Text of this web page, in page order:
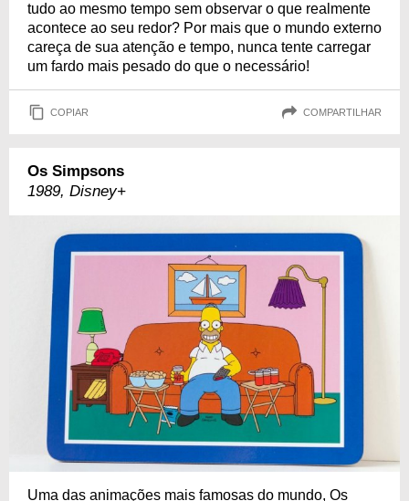
tudo ao mesmo tempo sem observar o que realmente
acontece ao seu redor? Por mais que o mundo externo
careça de sua atenção e tempo, nunca tente carregar
um fardo mais pesado do que o necessário!
COPIAR COMPARTILHAR
Os Simpsons
1989, Disney+
Uma das animações mais famosas do mundo, Os